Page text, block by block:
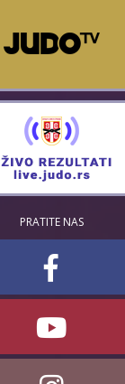
PRATITE NAS